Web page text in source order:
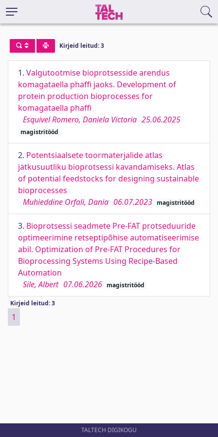
Kirjeid leitud: 3
1. Valgutootmise bioprotsesside arendus
komagataella phaffi jaoks. Development of
protein production bioprocesses for
komagataella phaffi
Esquivel Romero, Daniela Victoria 25.06.2025
magistritööd
2. Potentsiaalsete toormaterjalide atlas
jätkusuutliku bioprotsessi kavandamiseks. Atlas
of potential feedstocks for designing sustainable
bioprocesses
Muhieddine Orfali, Dania 06.07.2023 magistritööd
3. Bioprotsessi seadmete Pre-FAT protseduuride
optimeerimine retseptipõhise automatiseerimise
abil. Optimization of Pre-FAT Procedures for
Bioprocessing Systems Using Recipe-Based
Automation
Sile, Albert 07.06.2026 magistritööd
Kirjeid leitud: 3
1
TALTECH DIGIKOGU